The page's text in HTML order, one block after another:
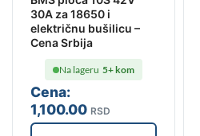
30A za 18650 i
električnu bušilicu –
Cena Srbija
Cena:
1,100.00 RSD
Na lageru 5+ kom